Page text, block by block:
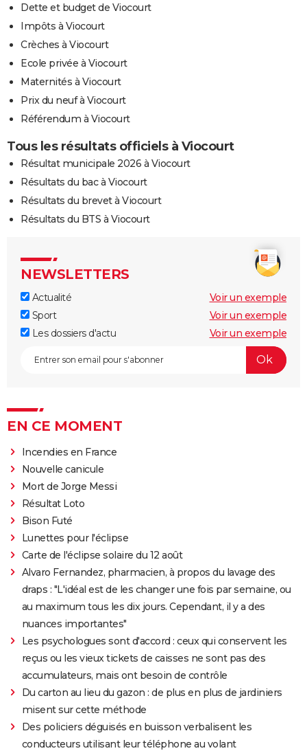
Dette et budget de Viocourt
Impôts à Viocourt
Crèches à Viocourt
Ecole privée à Viocourt
Maternités à Viocourt
Prix du neuf à Viocourt
Référendum à Viocourt
Tous les résultats officiels à Viocourt
Résultat municipale 2026 à Viocourt
Résultats du bac à Viocourt
Résultats du brevet à Viocourt
Résultats du BTS à Viocourt
NEWSLETTERS
Actualité
Voir un exemple
Sport
Voir un exemple
Les dossiers d'actu
Voir un exemple
EN CE MOMENT
Incendies en France
Nouvelle canicule
Mort de Jorge Messi
Résultat Loto
Bison Futé
Lunettes pour l'éclipse
Carte de l'éclipse solaire du 12 août
Alvaro Fernandez, pharmacien, à propos du lavage des
draps : "L'idéal est de les changer une fois par semaine, ou
au maximum tous les dix jours. Cependant, il y a des
nuances importantes"
Les psychologues sont d'accord : ceux qui conservent les
reçus ou les vieux tickets de caisses ne sont pas des
accumulateurs, mais ont besoin de contrôle
Du carton au lieu du gazon : de plus en plus de jardiniers
misent sur cette méthode
Des policiers déguisés en buisson verbalisent les
conducteurs utilisant leur téléphone au volant